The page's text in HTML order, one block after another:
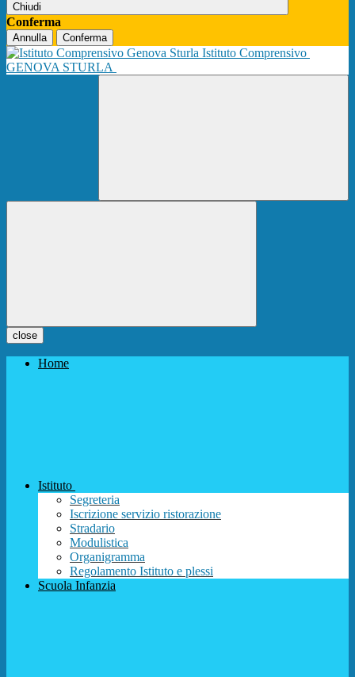
Chiudi
Conferma
Annulla Conferma
Istituto Comprensivo
GENOVA STURLA
close
Home
Istituto
Segreteria
Iscrizione servizio ristorazione
Stradario
Modulistica
Organigramma
Regolamento Istituto e plessi
Scuola Infanzia